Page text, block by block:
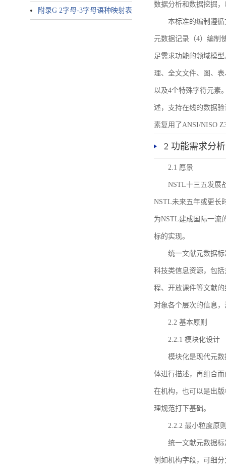
附录G 2字母-3字母语种映射表
数据分析和数据挖掘
本标准的编制遵
元数据记录（4）编制
足需求功能的领域模
理、全文文件、图、
以及4个特殊字符元素
述，支持在线的数据
素复用了ANSI/NISO
2 功能需求分析
2.1 愿景
NSTL十三五发展
NSTL未来五年或更长
为NSTL建成国际一流
标的实现。
统一文献元数据
科技类信息资源，包
程、开放课件等文献
对象各个层次的信息
2.2 基本原则
2.2.1 模块化设计
模块化是现代元
体进行描述，再组合
在机构，也可以是出
理规范打下基础。
2.2.2 最小粒度原
统一文献元数据
例如机构字段，可细